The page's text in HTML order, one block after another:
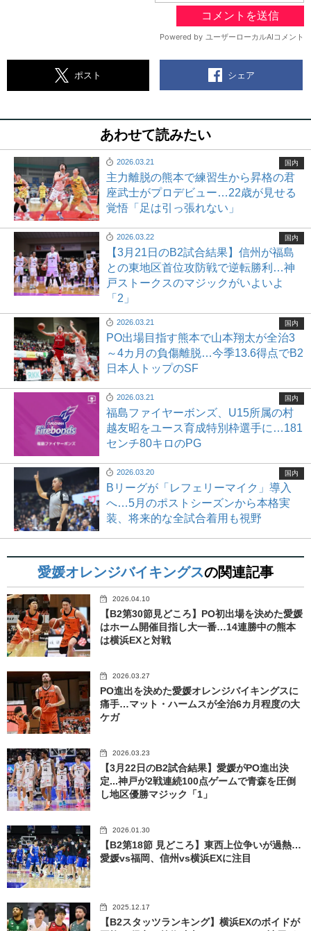
ポスト シェア
あわせて読みたい
2026.03.21
主力離脱の熊本で練習生から昇格の君
座武士がプロデビュー…22歳が見せる
覚悟「足は引っ張れない」
国内
2026.03.22
【3月21日のB2試合結果】信州が福島
との東地区首位攻防戦で逆転勝利…神
戸ストークスのマジックがいよいよ
「2」
国内
2026.03.21
PO出場目指す熊本で山本翔太が全治3
～4カ月の負傷離脱…今季13.6得点でB2
日本人トップのSF
国内
2026.03.21
福島ファイヤーボンズ、U15所属の村
越友昭をユース育成特別枠選手に…181
センチ80キロのPG
国内
2026.03.20
Bリーグが「レフェリーマイク」導入
へ…5月のポストシーズンから本格実
装、将来的な全試合着用も視野
国内
愛媛オレンジバイキングスの関連記事
2026.04.10
【B2第30節見どころ】PO初出場を決めた愛媛
はホーム開催目指し大一番…14連勝中の熊本
は横浜EXと対戦
2026.03.27
PO進出を決めた愛媛オレンジバイキングスに
痛手…マット・ハームスが全治6カ月程度の大
ケガ
2026.03.23
【3月22日のB2試合結果】愛媛がPO進出決
定...神戸が2戦連続100点ゲームで青森を圧倒
し地区優勝マジック「1」
2026.01.30
【B2第18節 見どころ】東西上位争いが過熱…
愛媛vs福岡、信州vs横浜EXに注目
2025.12.17
【B2スタッツランキング】横浜EXのボイドが